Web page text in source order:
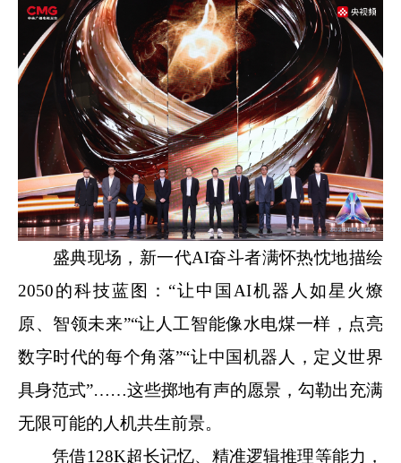
盛典现场，新一代AI奋斗者满怀热忱地描绘
2050的科技蓝图：“让中国AI机器人如星火燎
原、智领未来”“让人工智能像水电煤一样，点亮
数字时代的每个角落”“让中国机器人，定义世界
具身范式”……这些掷地有声的愿景，勾勒出充满
无限可能的人机共生前景。
凭借128K超长记忆、精准逻辑推理等能力，